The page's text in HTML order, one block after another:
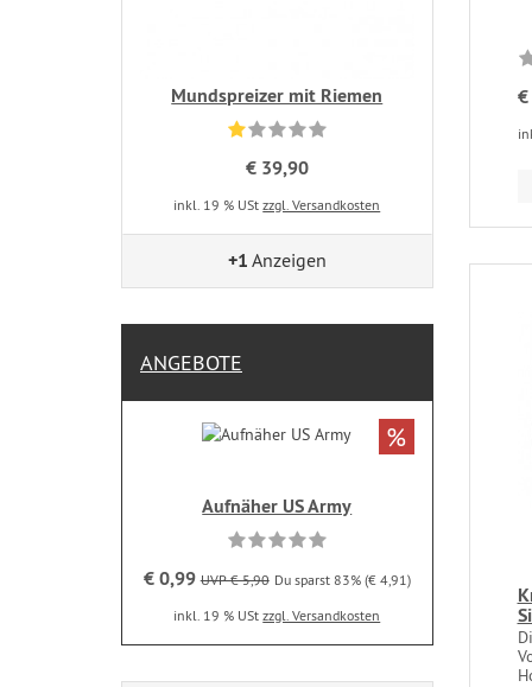
Mundspreizer mit Riemen
€ 39,90
inkl. 19 % UStzzgl. Versandkosten
+1 Anzeigen
ANGEBOTE
Aufnäher US Army
€ 0,99 UVP € 5,90 Du sparst 83% (€ 4,91)
inkl. 19 % UStzzgl. Versandkosten
%